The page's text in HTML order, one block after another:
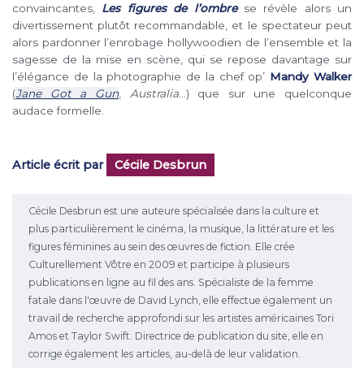
convaincantes, Les figures de l’ombrese révèle alors un
divertissement plutôt recommandable, et le spectateur peut
alors pardonner l’enrobage hollywoodien de l’ensemble et la
sagesse de la mise en scène, qui se repose davantage sur
l’élégance de la photographie de la chef op’ Mandy Walker
(Jane Got a Gun, Australia…) que sur une quelconque
audace formelle.
Article écrit par Cécile Desbrun
Cécile Desbrun est une auteure spécialisée dans la culture et
plus particulièrement le cinéma, la musique, la littérature et les
figures féminines au sein des œuvres de fiction. Elle crée
Culturellement Vôtre en 2009 et participe à plusieurs
publications en ligne au fil des ans. Spécialiste de la femme
fatale dans l'œuvre de David Lynch, elle effectue également un
travail de recherche approfondi sur les artistes américaines Tori
Amos et Taylor Swift. Directrice de publication du site, elle en
corrige également les articles, au-delà de leur validation.